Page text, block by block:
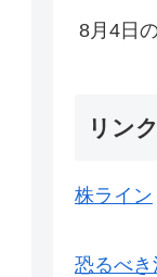
8月4日
リンク
株ライン
恐るべき